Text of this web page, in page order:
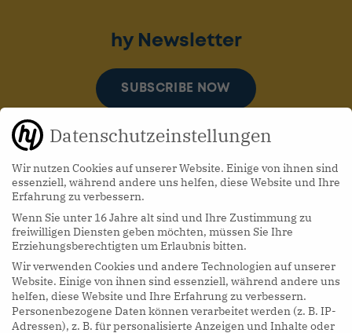
hy Podcasts
LISTEN NOW
hy Newsletter
SUBSCRIBE NOW
Datenschutzeinstellungen
Wir nutzen Cookies auf unserer Website. Einige von ihnen sind
essenziell, während andere uns helfen, diese Website und Ihre
Erfahrung zu verbessern.
Wenn Sie unter 16 Jahre alt sind und Ihre Zustimmung zu
freiwilligen Diensten geben möchten, müssen Sie Ihre
Erziehungsberechtigten um Erlaubnis bitten.
Wir verwenden Cookies und andere Technologien auf unserer
Website. Einige von ihnen sind essenziell, während andere uns
helfen, diese Website und Ihre Erfahrung zu verbessern.
Personenbezogene Daten können verarbeitet werden (z. B. IP-
Adressen), z. B. für personalisierte Anzeigen und Inhalte oder